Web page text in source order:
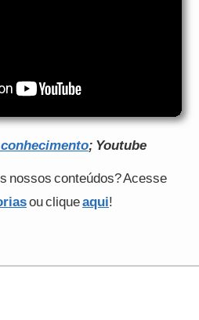
; Youtube
nossos conteúdos? Acesse
ou cliqueaqui!